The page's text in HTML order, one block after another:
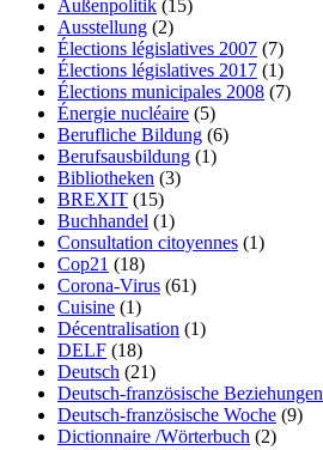
Außenpolitik (15)
Ausstellung (2)
Élections législatives 2007 (7)
Élections législatives 2017 (1)
Élections municipales 2008 (7)
Énergie nucléaire (5)
Berufliche Bildung (6)
Berufsausbildung (1)
Bibliotheken (3)
BREXIT (15)
Buchhandel (1)
Consultation citoyennes (1)
Cop21 (18)
Corona-Virus (61)
Cuisine (1)
Décentralisation (1)
DELF (18)
Deutsch (21)
Deutsch-französische Beziehungen
Deutsch-französische Woche (9)
Dictionnaire /Wörterbuch (2)